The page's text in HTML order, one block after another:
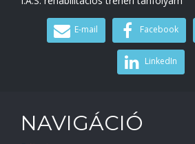
E-mail Facebook
LinkedIn
NAVIGÁCIÓ